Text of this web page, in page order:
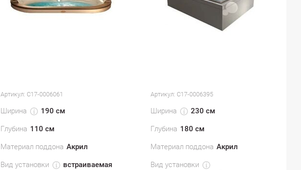
Артикул: С17-0006061
Ширина 190 см
Глубина 110 см
Материал поддона Акрил
Вид установки встраиваемая
Артикул: С17-0006395
Ширина 230 см
Глубина 180 см
Материал поддона Акрил
Вид установки